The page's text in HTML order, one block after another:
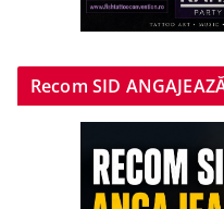
Recom SID